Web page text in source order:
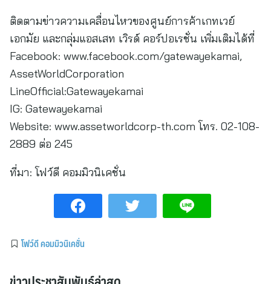
ติดตามข่าวความเคลื่อนไหวของศูนย์การค้าเกทเวย์
เอกมัย และกลุ่มแอสเสท เวิรด์ คอร์ปอเรชั่น เพิ่มเติมได้ที่
Facebook: www.facebook.com/gatewayekamai,
AssetWorldCorporation
LineOfficial:Gatewayekamai
IG: Gatewayekamai
Website: www.assetworldcorp-th.com โทร. 02-108-
2889 ต่อ 245
ที่มา: โฟว์ดี คอมมิวนิเคชั่น
โฟว์ดี คอมมิวนิเคชั่น